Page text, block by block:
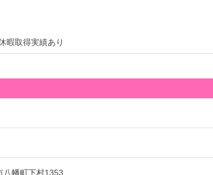
暇取得実績あり
八幡町下村1353